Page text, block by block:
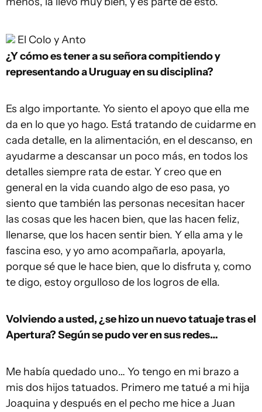
El Colo y Anto
¿Y cómo es tener a su señora compitiendo y
representando a Uruguay en su disciplina?
Es algo importante. Yo siento el apoyo que ella me
da en lo que yo hago. Está tratando de cuidarme en
cada detalle, en la alimentación, en el descanso, en
ayudarme a descansar un poco más, en todos los
detalles siempre rata de estar. Y creo que en
general en la vida cuando algo de eso pasa, yo
siento que también las personas necesitan hacer
las cosas que les hacen bien, que las hacen feliz,
llenarse, que los hacen sentir bien. Y ella ama y le
fascina eso, y yo amo acompañarla, apoyarla,
porque sé que le hace bien, que lo disfruta y, como
te digo, estoy orgulloso de los logros de ella.
Volviendo a usted, ¿se hizo un nuevo tatuaje tras el
Apertura? Según se pudo ver en sus redes…
Me había quedado uno… Yo tengo en mi brazo a
mis dos hijos tatuados. Primero me tatué a mi hija
Joaquina y después en el pecho me hice a Juan